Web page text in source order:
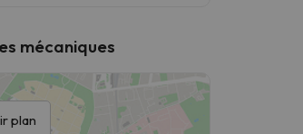
mécaniques
plan